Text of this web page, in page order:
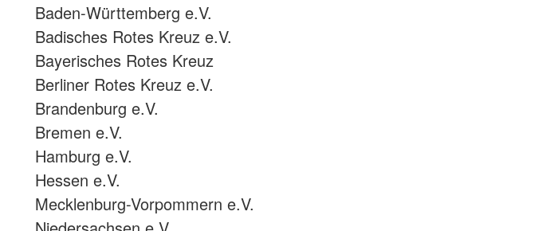
Baden-Württemberg e.V.
Badisches Rotes Kreuz e.V.
Bayerisches Rotes Kreuz
Berliner Rotes Kreuz e.V.
Brandenburg e.V.
Bremen e.V.
Hamburg e.V.
Hessen e.V.
Mecklenburg-Vorpommern e.V.